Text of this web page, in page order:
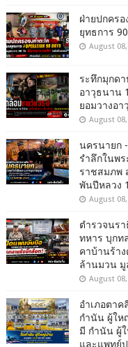
ฝ่ายปกครอ
ยุทธการ
August
ระทึกมุกด
อาวุธนาน
ยอมวางอา
August
นครนายก
รำลึกในพ
ราชสมภพ
พันปีหลวง
August
ตำรวจนร
ทหาร บุกท
คาบ้านร้าง
ล้านมวน มู
August
อำเภอตา
กำนัน ผู้ให
มี กำนัน ผู้
และแพทย์